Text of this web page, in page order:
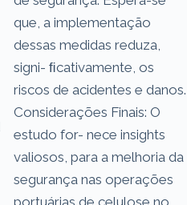
que, a implementação
dessas medidas reduza,
signi- ﬁcativamente, os
riscos de acidentes e danos.
Considerações Finais: O
estudo for- nece insights
valiosos, para a melhoria da
segurança nas operações
portuárias de celulose no